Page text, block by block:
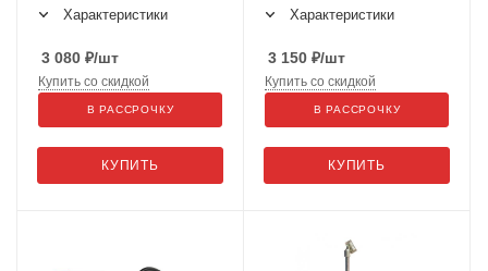
Характеристики
3 080 ₽/шт
КУПИТЬ
Купить со скидкой
В РАССРОЧКУ
Характеристики
3 150 ₽/шт
КУПИТЬ
Купить со скидкой
В РАССРОЧКУ